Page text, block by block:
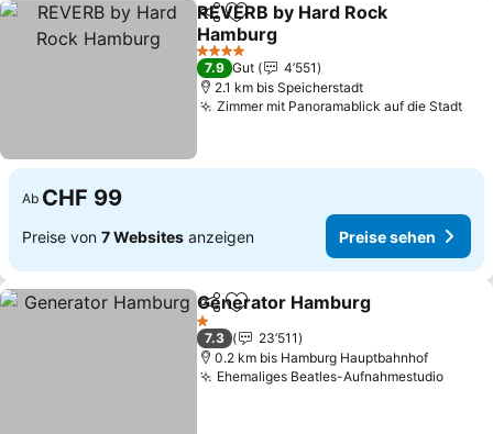
TeilenZu Favoriten hinzufügen
REVERB by Hard Rock
Hamburg
4 Sterne
7.9 Gut
4’551
2.1 km bis Speicherstadt
Zimmer mit Panoramablick auf die Stadt
Ab CHF 99
Preise von 7 Websites anzeigen Preise sehen
TeilenZu Favoriten hinzufügen
Generator Hamburg
1 Sterne
7.3
23’511
0.2 km bis Hamburg Hauptbahnhof
Ehemaliges Beatles-Aufnahmestudio